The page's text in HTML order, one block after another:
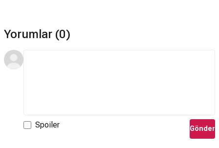
Yorumlar (0)
Spoiler Gönder